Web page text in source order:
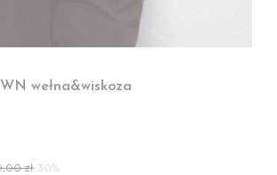
wełna&wiskoza
zł-30%